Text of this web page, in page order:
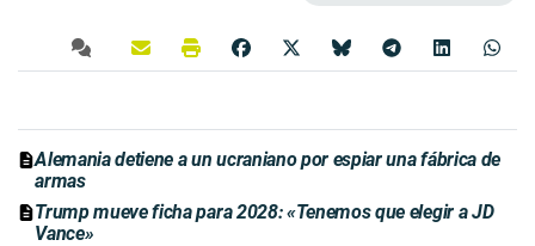
Alemania detiene a un ucraniano por espiar una fábrica de
armas
Trump mueve ficha para 2028: «Tenemos que elegir a JD
Vance»